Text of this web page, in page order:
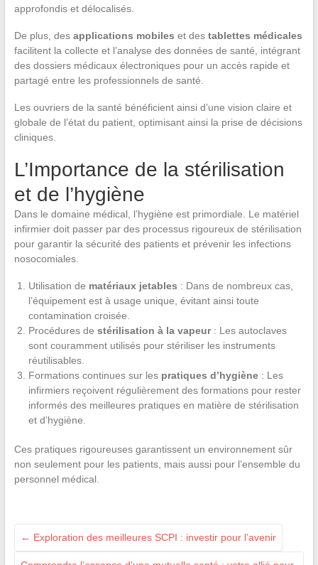
approfondis et délocalisés.
De plus, des applications mobiles et des tablettes médicales
facilitent la collecte et l’analyse des données de santé, intégrant
des dossiers médicaux électroniques pour un accès rapide et
partagé entre les professionnels de santé.
Les ouvriers de la santé bénéficient ainsi d’une vision claire et
globale de l’état du patient, optimisant ainsi la prise de décisions
cliniques.
L’Importance de la stérilisation
et de l’hygiène
Dans le domaine médical, l’hygiène est primordiale. Le matériel
infirmier doit passer par des processus rigoureux de stérilisation
pour garantir la sécurité des patients et prévenir les infections
nosocomiales.
Utilisation de matériaux jetables : Dans de nombreux cas,
l’équipement est à usage unique, évitant ainsi toute
contamination croisée.
Procédures de stérilisation à la vapeur: Les autoclaves
sont couramment utilisés pour stériliser les instruments
réutilisables.
Formations continues sur les pratiques d’hygiène: Les
infirmiers reçoivent régulièrement des formations pour rester
informés des meilleures pratiques en matière de stérilisation
et d’hygiène.
Ces pratiques rigoureuses garantissent un environnement sûr
non seulement pour les patients, mais aussi pour l’ensemble du
personnel médical.
← Exploration des meilleures SCPI : investir pour l’avenir